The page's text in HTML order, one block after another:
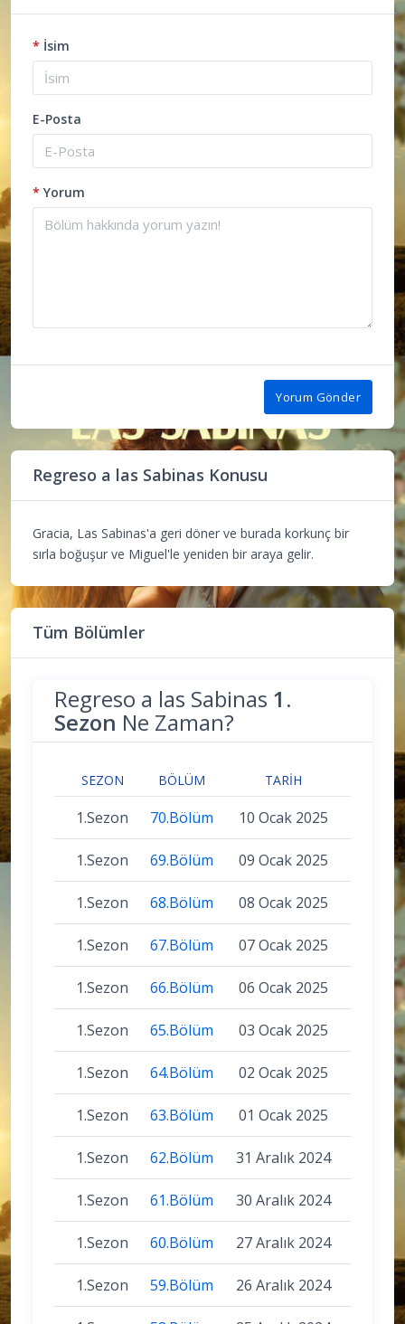
* İsim
E-Posta
* Yorum
Yorum Gönder
Regreso a las Sabinas Konusu
Gracia, Las Sabinas'a geri döner ve burada korkunç bir
sırla boğuşur ve Miguel'le yeniden bir araya gelir.
Tüm Bölümler
Regreso a las Sabinas 1.
Sezon Ne Zaman?
SEZON BÖLÜM TARIH
1.Sezon 70.Bölüm 10 Ocak 2025
1.Sezon 69.Bölüm 09 Ocak 2025
1.Sezon 68.Bölüm 08 Ocak 2025
1.Sezon 67.Bölüm 07 Ocak 2025
1.Sezon 66.Bölüm 06 Ocak 2025
1.Sezon 65.Bölüm 03 Ocak 2025
1.Sezon 64.Bölüm 02 Ocak 2025
1.Sezon 63.Bölüm 01 Ocak 2025
1.Sezon 62.Bölüm 31 Aralık 2024
1.Sezon 61.Bölüm 30 Aralık 2024
1.Sezon 60.Bölüm 27 Aralık 2024
1.Sezon 59.Bölüm 26 Aralık 2024